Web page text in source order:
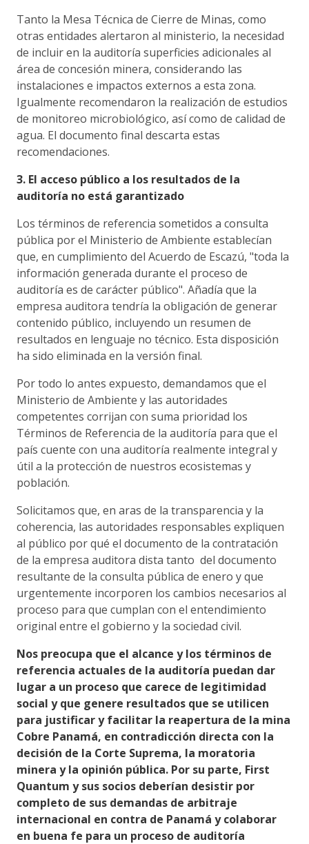
Tanto la Mesa Técnica de Cierre de Minas, como
otras entidades alertaron al ministerio, la necesidad
de incluir en la auditoría superficies adicionales al
área de concesión minera, considerando las
instalaciones e impactos externos a esta zona.
Igualmente recomendaron la realización de estudios
de monitoreo microbiológico, así como de calidad de
agua. El documento final descarta estas
recomendaciones.
3. El acceso público a los resultados de la
auditoría no está garantizado
Los términos de referencia sometidos a consulta
pública por el Ministerio de Ambiente establecían
que, en cumplimiento del Acuerdo de Escazú, "toda la
información generada durante el proceso de
auditoría es de carácter público". Añadía que la
empresa auditora tendría la obligación de generar
contenido público, incluyendo un resumen de
resultados en lenguaje no técnico. Esta disposición
ha sido eliminada en la versión final.
Por todo lo antes expuesto, demandamos que el
Ministerio de Ambiente y las autoridades
competentes corrijan con suma prioridad los
Términos de Referencia de la auditoría para que el
país cuente con una auditoría realmente integral y
útil a la protección de nuestros ecosistemas y
población.
Solicitamos que, en aras de la transparencia y la
coherencia, las autoridades responsables expliquen
al público por qué el documento de la contratación
de la empresa auditora dista tanto del documento
resultante de la consulta pública de enero y que
urgentemente incorporen los cambios necesarios al
proceso para que cumplan con el entendimiento
original entre el gobierno y la sociedad civil.
Nos preocupa que el alcance y los términos de
referencia actuales de la auditoría puedan dar
lugar a un proceso que carece de legitimidad
social y que genere resultados que se utilicen
para justificar y facilitar la reapertura de la mina
Cobre Panamá, en contradicción directa con la
decisión de la Corte Suprema, la moratoria
minera y la opinión pública. Por su parte, First
Quantum y sus socios deberían desistir por
completo de sus demandas de arbitraje
internacional en contra de Panamá y colaborar
en buena fe para un proceso de auditoría